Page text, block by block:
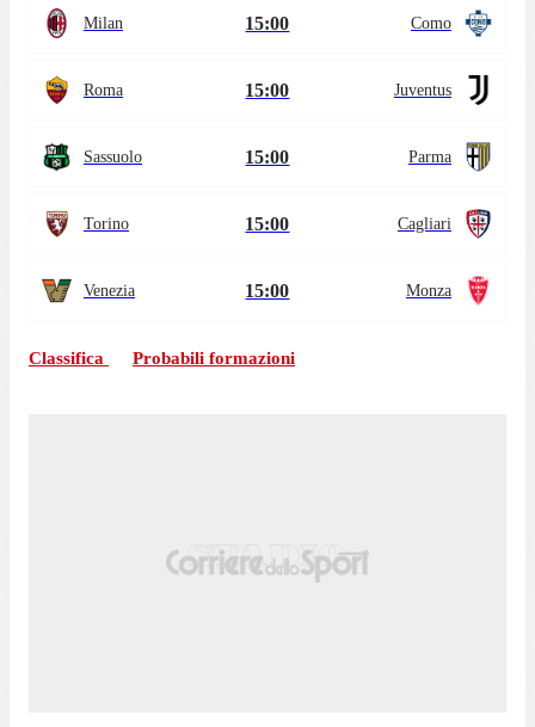
Milan 15:00 Como
Roma 15:00 Juventus
Sassuolo 15:00 Parma
Torino 15:00 Cagliari
Venezia 15:00 Monza
Classifica Probabili formazioni